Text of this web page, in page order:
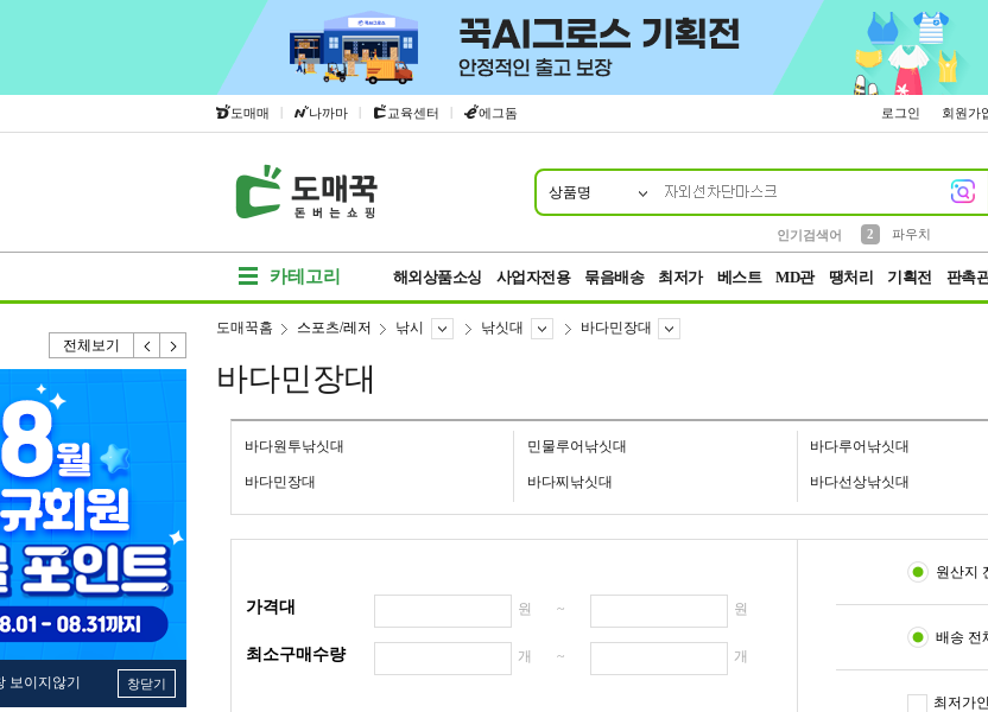
도매매 | 나까마 | 교육센터 | 에그돔 로그인 회원가
상품명
인기검색어
2
파우치
카테고리 해외상품소싱 사업자전용 묶음배송 최저가 베스트 MD관 땡처리 기획전 판촉
전체보기
보이지않기 창닫기
도매꾹홈 스포츠/레저 낚시 낚싯대 바다민장대
바다민장대
바다원투낚싯대 민물루어낚싯대 바다루어낚싯대
바다민장대 바다찌낚싯대 바다선상낚싯대
가격대 원 ~ 원
최소구매수량 개 ~ 개
원산지
배송 전
최저가